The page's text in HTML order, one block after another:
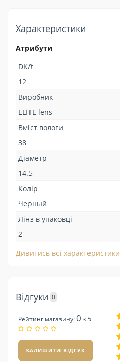
Характеристики
Атрибути
DK/t
12
Виробник
ELITE lens
Вміст вологи
38
Діаметр
14.5
Колір
Черный
Лінз в упаковці
2
Дивитись всі характеристики
Відгуки 0
Рейтинг магазину:0 з 5
ЗАЛИШИТИ ВІДГУК